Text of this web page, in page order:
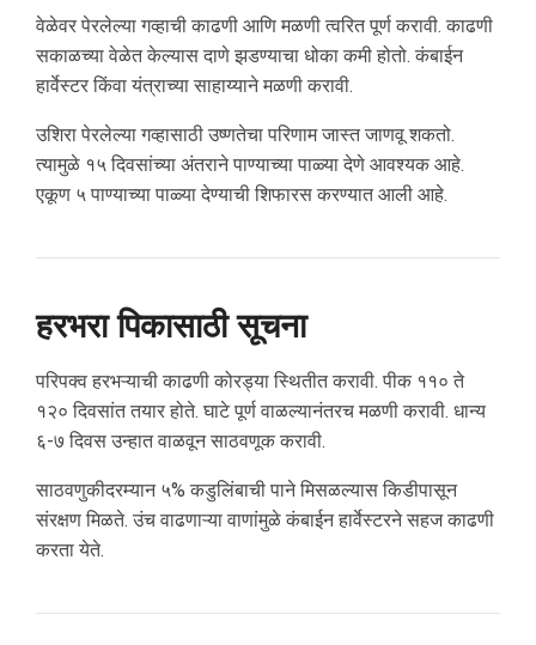
वेळेवर पेरलेल्या गव्हाची काढणी आणि मळणी त्वरित पूर्ण करावी. काढणी
सकाळच्या वेळेत केल्यास दाणे झडण्याचा धोका कमी होतो. कंबाईन
हार्वेस्टर किंवा यंत्राच्या साहाय्याने मळणी करावी.
उशिरा पेरलेल्या गव्हासाठी उष्णतेचा परिणाम जास्त जाणवू शकतो.
त्यामुळे १५ दिवसांच्या अंतराने पाण्याच्या पाळ्या देणे आवश्यक आहे.
एकूण ५ पाण्याच्या पाळ्या देण्याची शिफारस करण्यात आली आहे.
हरभरा पिकासाठी सूचना
परिपक्व हरभऱ्याची काढणी कोरड्या स्थितीत करावी. पीक ११० ते
१२० दिवसांत तयार होते. घाटे पूर्ण वाळल्यानंतरच मळणी करावी. धान्य
६-७ दिवस उन्हात वाळवून साठवणूक करावी.
साठवणुकीदरम्यान ५% कडुलिंबाची पाने मिसळल्यास किडीपासून
संरक्षण मिळते. उंच वाढणाऱ्या वाणांमुळे कंबाईन हार्वेस्टरने सहज काढणी
करता येते.